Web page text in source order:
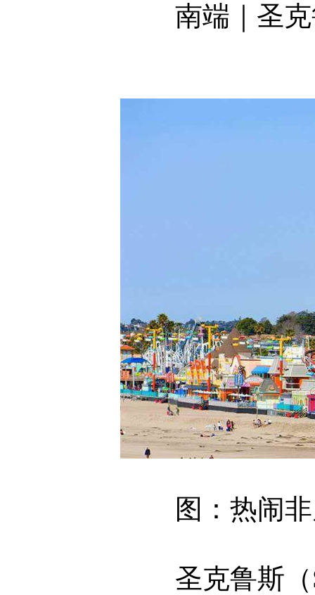
南端｜圣克
图：热闹非
圣克鲁斯（